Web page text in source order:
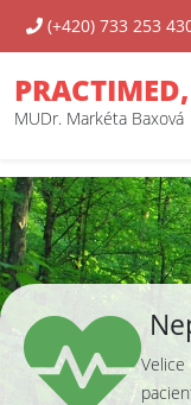
(+420) 733 253
MUDr. Markéta Baxová